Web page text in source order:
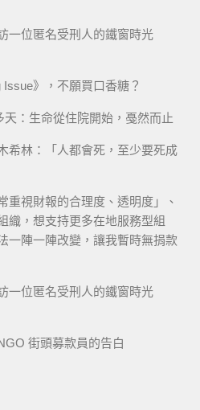
一位匿名受刑人的鐵窗時光
》，不願買口香糖？
：生命從住院開始，戞然而止
希林：「人都會死，至少要死成
重視財報的合理度、透明度」、
織，想支持更多在地服務型組
一陣一陣改變，讓我暫時無捐款
一位匿名受刑人的鐵窗時光
街頭募款員的告白